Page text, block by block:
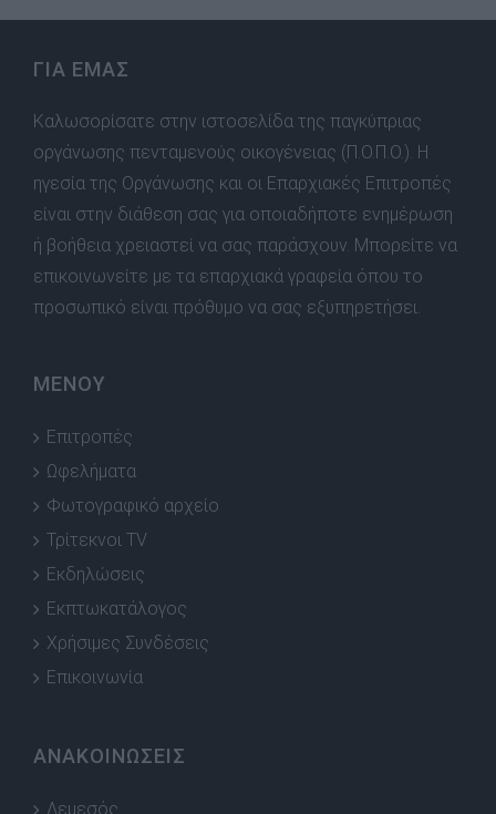
ΓΙΑ ΕΜΑΣ
Καλωσορίσατε στην ιστοσελίδα της παγκύπριας
οργάνωσης πενταμενούς οικογένειας (Π.Ο.Π.Ο.). Η
ηγεσία της Οργάνωσης και οι Επαρχιακές Επιτροπές
είναι στην διάθεση σας για οποιαδήποτε ενημέρωση
ή βοήθεια χρειαστεί να σας παράσχουν. Μπορείτε να
επικοινωνείτε με τα επαρχιακά γραφεία όπου το
προσωπικό είναι πρόθυμο να σας εξυπηρετήσει.
ΜΕΝΟΥ
Επιτροπές
Ωφελήματα
Φωτογραφικό αρχείο
Τρίτεκνοι TV
Εκδηλώσεις
Εκπτωκατάλογος
Χρήσιμες Συνδέσεις
Επικοινωνία
ΑΝΑΚΟΙΝΩΣΕΙΣ
Λεμεσός